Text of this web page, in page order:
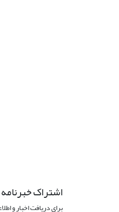
اشتراک خبرنامه
برای دریافت اخبار و